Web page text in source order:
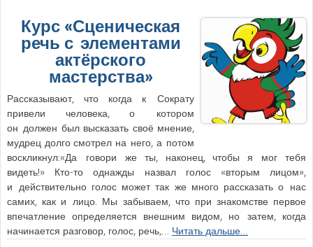
Курс «Сценическая
речь с элементами
актёрского
мастерства»
Рассказывают, что когда к Сократу
привели человека, о котором
он должен был высказать своё мнение,
мудрец долго смотрел на него, а потом
воскликнул:«Да говори же ты, наконец, чтобы я мог тебя
видеть!» Кто-то однажды назвал голос «вторым лицом»,
и действительно голос может так же много рассказать о нас
самих, как и лицо. Мы забываем, что при знакомстве первое
впечатление определяется внешним видом, но затем, когда
начинается разговор, голос, речь,… Читать дальше…